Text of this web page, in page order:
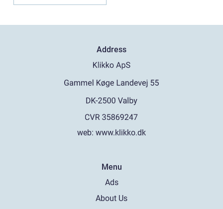
Address
web: www.klikko.dk
Menu
Ads
About Us